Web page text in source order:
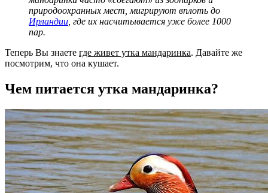
природоохранных мест, мигрируют вплоть до
Ирландии , где их насчитывается уже более 1000
пар.
Теперь Вы знаете где живет утка мандаринка. Давайте же
посмотрим, что она кушает.
Чем питается утка мандаринка?